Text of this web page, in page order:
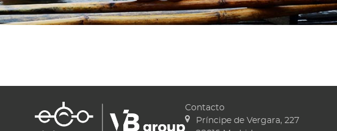
Contacto
Príncipe de Vergara, 227